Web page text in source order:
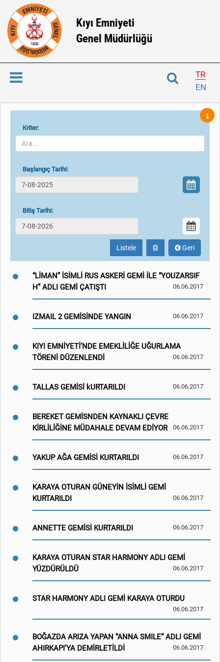
Kıyı Emniyeti
Genel Müdürlüğü
TR
EN
Kriter:
Başlangıç Tarihi:
Bitiş Tarihi:
Geri
Listele
“LİMAN” İSİMLİ RUS ASKERİ GEMİ İLE “YOUZARSIF
H” ADLI GEMİ ÇATIŞTI
06.06.2017
IZMAIL 2 GEMİSİNDE YANGIN 06.06.2017
KIYI EMNİYETİ’NDE EMEKLİLİĞE UĞURLAMA
TÖRENİ DÜZENLENDİ
06.06.2017
TALLAS GEMİSİ kURTARILDI 06.06.2017
BEREKET GEMİSNDEN KAYNAKLI ÇEVRE
KİRLİLİĞİNE MÜDAHALE DEVAM EDİYOR
06.06.2017
YAKUP AĞA GEMİSİ KURTARILDI 06.06.2017
KARAYA OTURAN GÜNEYİN İSİMLİ GEMİ
KURTARILDI
06.06.2017
ANNETTE GEMİSİ KURTARILDI 06.06.2017
KARAYA OTURAN STAR HARMONY ADLI GEMİ
YÜZDÜRÜLDÜ
06.06.2017
STAR HARMONY ADLI GEMİ KARAYA OTURDU
06.06.2017
BOĞAZDA ARIZA YAPAN “ANNA SMILE” ADLI GEMİ
AHIRKAPI’YA DEMİRLETİLDİ
06.06.2017